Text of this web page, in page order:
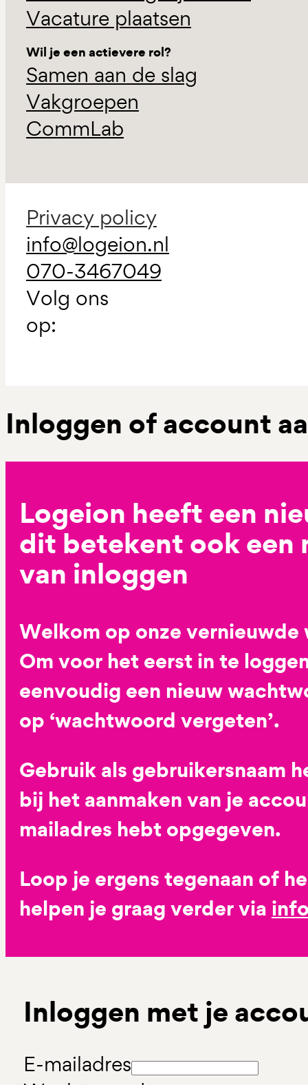
Vacature plaatsen
Wil je een actievere rol?
Samen aan de slag
Vakgroepen
CommLab
Privacy policy
info@logeion.nl
070-3467049
Volg ons
op:
Inloggen of account
Logeion heeft een
dit betekent ook een
van inloggen
Welkom op onze vernieuwde
Om voor het eerst in te
eenvoudig een nieuw
op ‘wachtwoord vergeten’.
Gebruik als gebruikersnaam
bij het aanmaken van je
mailadres hebt opgegeven.
Loop je ergens tegenaan of
helpen je graag verder via
Inloggen met je
E-mailadres